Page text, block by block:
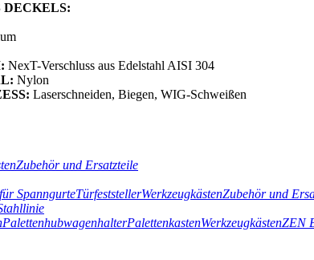
DECKELS:
NexT-Verschluss aus Edelstahl AISI 304
Nylon
Laserschneiden, Biegen, WIG-Schweißen
Zubehör und Ersatzteile
SpanngurteTürfeststellerWerkzeugkästenZubehör und
PalettenhubwagenhalterPalettenkastenWerkzeugkästenZEN